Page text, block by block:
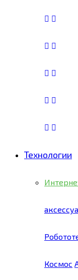
Технологии
Космос